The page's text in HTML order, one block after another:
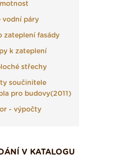
vodní páry
zateplení fasády
k zateplení
střechy
součinitele
pro budovy(2011)
- výpočty
V KATALOGU